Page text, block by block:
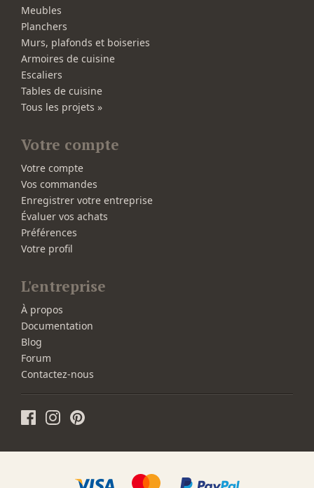
Meubles
Planchers
Murs, plafonds et boiseries
Armoires de cuisine
Escaliers
Tables de cuisine
Tous les projets »
Votre compte
Votre compte
Vos commandes
Enregistrer votre entreprise
Évaluer vos achats
Préférences
Votre profil
L'entreprise
À propos
Documentation
Blog
Forum
Contactez-nous